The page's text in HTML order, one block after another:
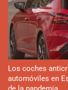
Los coches
automóviles en